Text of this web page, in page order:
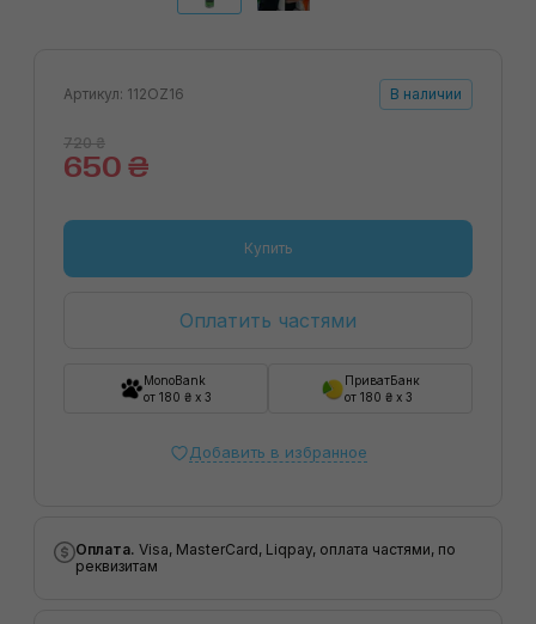
Артикул: 112OZ16 В наличии
720 ₴
650 ₴
Купить
Оплатить частями
MonoBank
от 180 ₴ x 3
ПриватБанк
от 180 ₴ x 3
Добавить в избранное
Оплата. Visa, MasterCard, Liqpay, оплата частями, по
реквизитам